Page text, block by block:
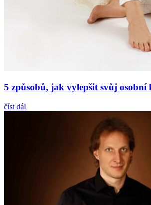
5 způsobů, jak vylepšit svůj
číst dál